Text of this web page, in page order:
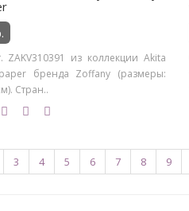
ZAKV310391 из коллекции Akita
бренда Zoffany (размеры:
Стран..
3 4 5 6 7 8 9